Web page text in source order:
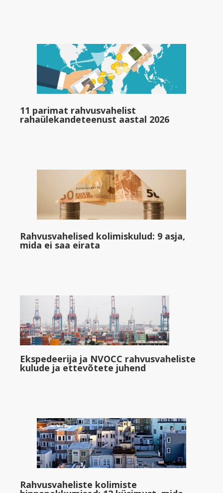
11 parimat rahvusvahelist
rahaülekandeteenust aastal 2026
Rahvusvahelised kolimiskulud: 9 asja,
mida ei saa eirata
Ekspedeerija ja NVOCC rahvusvaheliste
kulude ja ettevõtete juhend
Rahvusvaheliste kolimiste